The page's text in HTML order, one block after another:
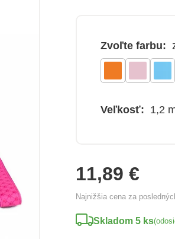
Zvoľte farbu:
Veľkosť: 1,2
11,89 €
Najnižšia cena za
Skladom 5 ks